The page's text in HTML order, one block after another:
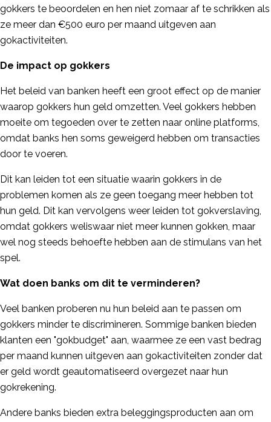
gokkers te beoordelen en hen niet zomaar af te schrikken als
ze meer dan €500 euro per maand uitgeven aan
gokactiviteiten.
De impact op gokkers
Het beleid van banken heeft een groot effect op de manier
waarop gokkers hun geld omzetten. Veel gokkers hebben
moeite om tegoeden over te zetten naar online platforms,
omdat banks hen soms geweigerd hebben om transacties
door te voeren.
Dit kan leiden tot een situatie waarin gokkers in de
problemen komen als ze geen toegang meer hebben tot
hun geld. Dit kan vervolgens weer leiden tot gokverslaving,
omdat gokkers weliswaar niet meer kunnen gokken, maar
wel nog steeds behoefte hebben aan de stimulans van het
spel.
Wat doen banks om dit te verminderen?
Veel banken proberen nu hun beleid aan te passen om
gokkers minder te discrimineren. Sommige banken bieden
klanten een "gokbudget" aan, waarmee ze een vast bedrag
per maand kunnen uitgeven aan gokactiviteiten zonder dat
er geld wordt geautomatiseerd overgezet naar hun
gokrekening.
Andere banks bieden extra beleggingsproducten aan om